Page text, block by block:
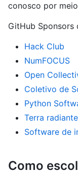
conosco por
GitHub Sponsors
Hack Club
NumFOCUS
Open
Coletivo de
Python
Terra radiante
Software de
Como